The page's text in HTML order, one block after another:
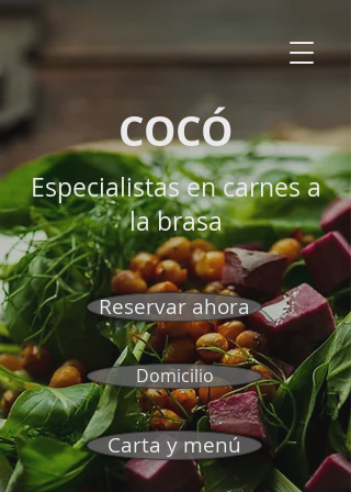
COCÓ
Especialistas en carnes a
la brasa
Reservar ahora
Domicilio
Carta y menú